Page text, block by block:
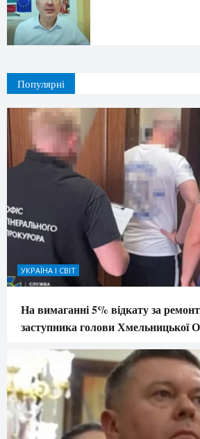
Популярні
УКРАЇНА І СВІТ
На вимаганні 5% відкату за
заступника голови Хмельницької